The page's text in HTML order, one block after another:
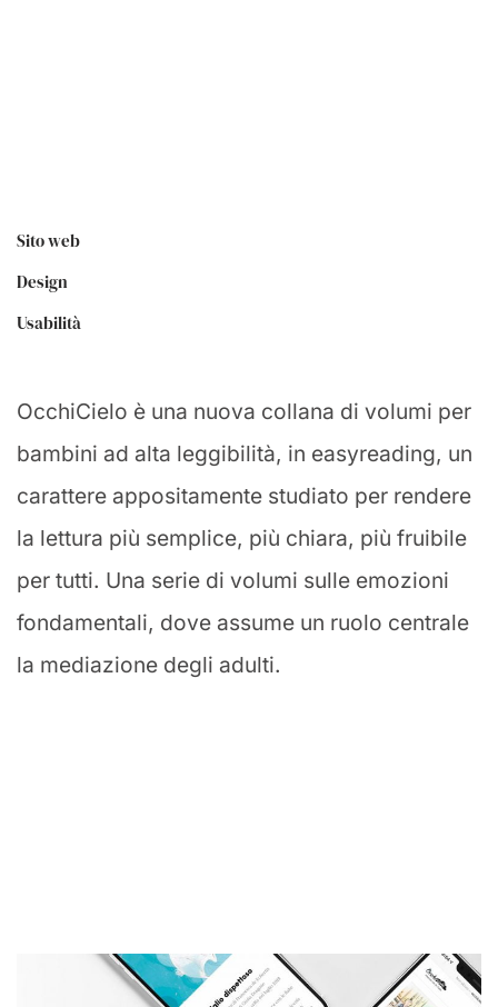
Sito web
Design
Usabilità
OcchiCielo è una nuova collana di volumi per
bambini ad alta leggibilità, in easyreading, un
carattere appositamente studiato per rendere
la lettura più semplice, più chiara, più fruibile
per tutti. Una serie di volumi sulle emozioni
fondamentali, dove assume un ruolo centrale
la mediazione degli adulti.